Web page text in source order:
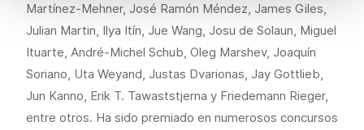
Martínez-Mehner, José Ramón Méndez, James Giles,
Julian Martin, Ilya Itín, Jue Wang, Josu de Solaun, Miguel
Ituarte, André-Michel Schub, Oleg Marshev, Joaquín
Soriano, Uta Weyand, Justas Dvarionas, Jay Gottlieb,
Jun Kanno, Erik T. Tawaststjerna y Friedemann Rieger,
entre otros. Ha sido premiado en numerosos concursos